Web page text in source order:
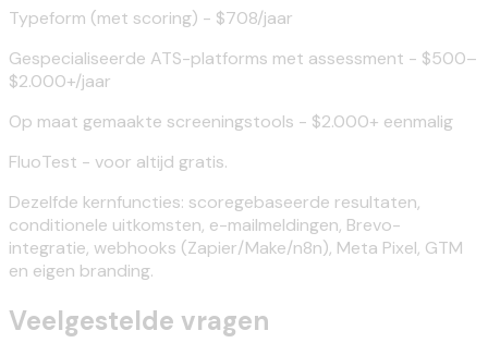
Typeform (met scoring) - $708/jaar
Gespecialiseerde ATS-platforms met assessment - $500–
$2.000+/jaar
Op maat gemaakte screeningstools - $2.000+ eenmalig
FluoTest - voor altijd gratis.
Dezelfde kernfuncties: scoregebaseerde resultaten,
conditionele uitkomsten, e-mailmeldingen, Brevo-
integratie, webhooks (Zapier/Make/n8n), Meta Pixel, GTM
en eigen branding.
Veelgestelde vragen